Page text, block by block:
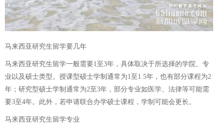
马来西亚研究生留学要几年
马来西亚研究生留学一般需要1至3年，具体取决于所选择的学院、专
业以及硕士类型。授课型硕士学制通常为1至1.5年，也有部分课程为2
年；研究型硕士学制通常为2至3年，部分专业如医学、法律等可能需
要3至4年。此外，若申请联合办学硕士课程，学制可能会更长。
马来西亚研究生留学专业